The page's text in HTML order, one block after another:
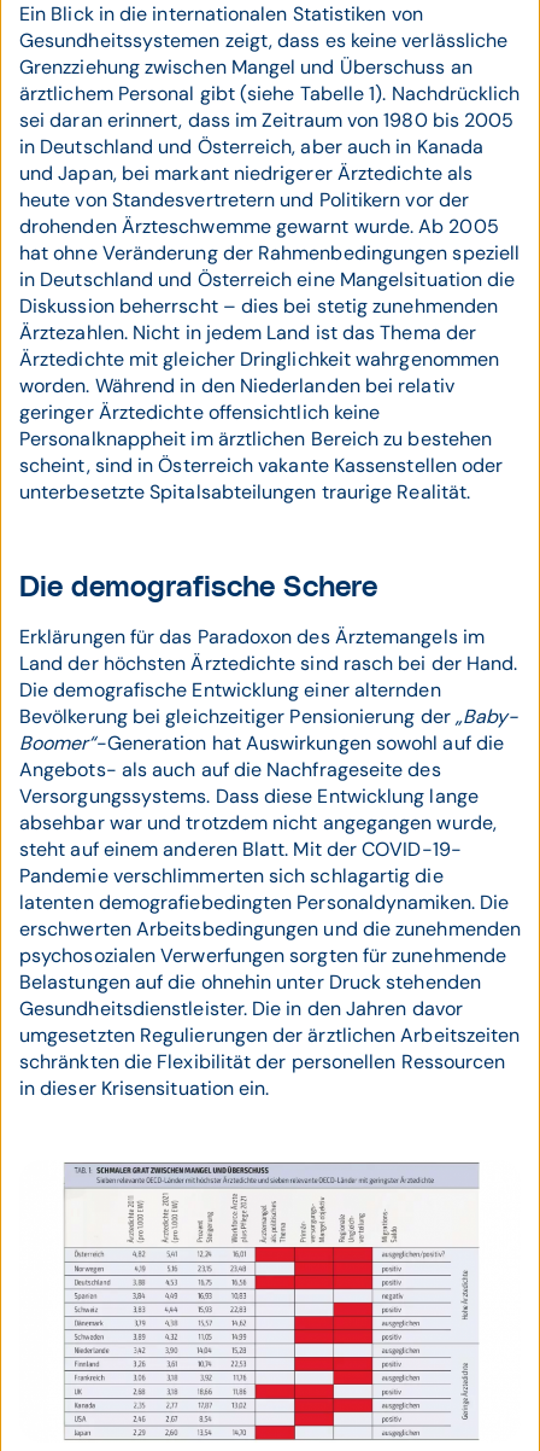
Ein Blick in die internationalen Statistiken von
Gesundheitssystemen zeigt, dass es keine verlässliche
Grenzziehung zwischen Mangel und Überschuss an
ärztlichem Personal gibt (siehe Tabelle 1). Nachdrücklich
sei daran erinnert, dass im Zeitraum von 1980 bis 2005
in Deutschland und Österreich, aber auch in Kanada
und Japan, bei markant niedrigerer Ärztedichte als
heute von Standesvertretern und Politikern vor der
drohenden Ärzteschwemme gewarnt wurde. Ab 2005
hat ohne Veränderung der Rahmenbedingungen speziell
in Deutschland und Österreich eine Mangelsituation die
Diskussion beherrscht – dies bei stetig zunehmenden
Ärztezahlen. Nicht in jedem Land ist das Thema der
Ärztedichte mit gleicher Dringlichkeit wahrgenommen
worden. Während in den Niederlanden bei relativ
geringer Ärztedichte offensichtlich keine
Personalknappheit im ärztlichen Bereich zu bestehen
scheint, sind in Österreich vakante Kassenstellen oder
unterbesetzte Spitalsabteilungen traurige Realität.
Die demografische Schere
Erklärungen für das Paradoxon des Ärztemangels im
Land der höchsten Ärztedichte sind rasch bei der Hand.
Die demografische Entwicklung einer alternden
Bevölkerung bei gleichzeitiger Pensionierung der„Baby-
Boomer“-Generation hat Auswirkungen sowohl auf die
Angebots- als auch auf die Nachfrageseite des
Versorgungssystems. Dass diese Entwicklung lange
absehbar war und trotzdem nicht angegangen wurde,
steht auf einem anderen Blatt. Mit der COVID-19-
Pandemie verschlimmerten sich schlagartig die
latenten demografiebedingten Personaldynamiken. Die
erschwerten Arbeitsbedingungen und die zunehmenden
psychosozialen Verwerfungen sorgten für zunehmende
Belastungen auf die ohnehin unter Druck stehenden
Gesundheitsdienstleister. Die in den Jahren davor
umgesetzten Regulierungen der ärztlichen Arbeitszeiten
schränkten die Flexibilität der personellen Ressourcen
in dieser Krisensituation ein.